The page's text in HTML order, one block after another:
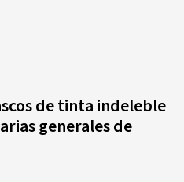
de tinta indeleble
generales de